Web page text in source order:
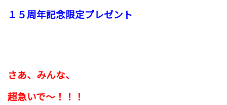
１５周年記念限定プレゼント
さあ、みんな、
超急いで〜！！！